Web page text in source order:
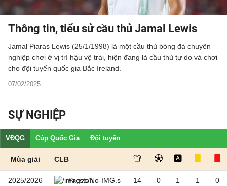
Thông tin, tiểu sử cầu thủ Jamal Lewis
Jamal Piaras Lewis (25/1/1998) là một cầu thủ bóng đá chuyên
nghiệp chơi ở vị trí hậu vệ trái, hiện đang là cầu thủ tự do và chơi
cho đội tuyển quốc gia Bắc Ireland.
07/02/2025
SỰ NGHIỆP
VĐQG Cúp Quốc Gia Đội tuyển
Mùa giải CLB
2025/2026 Preston 14 0 1 1 0